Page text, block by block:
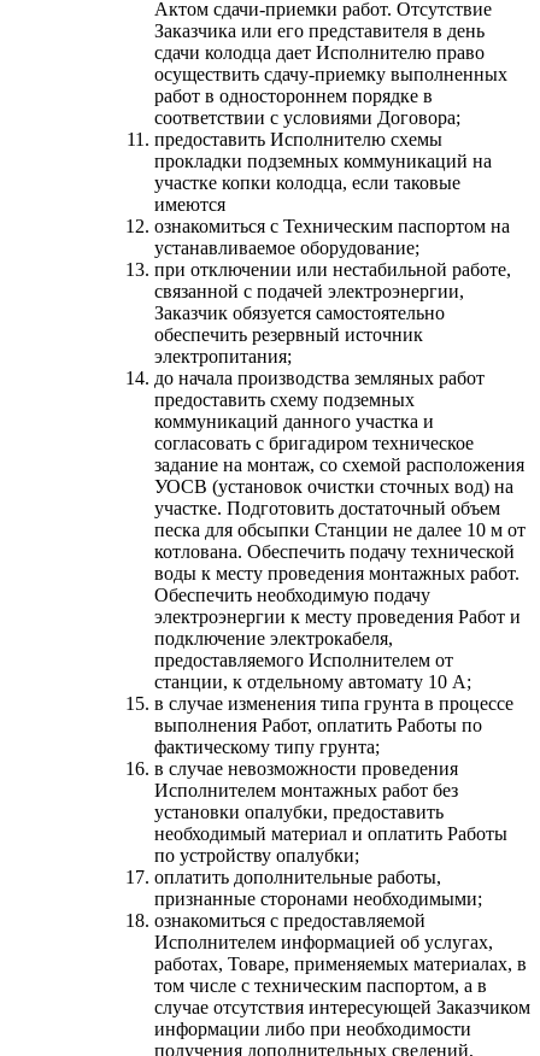
Актом сдачи-приемки работ. Отсутствие
Заказчика или его представителя в день
сдачи колодца дает Исполнителю право
осуществить сдачу-приемку выполненных
работ в одностороннем порядке в
соответствии с условиями Договора;
предоставить Исполнителю схемы
прокладки подземных коммуникаций на
участке копки колодца, если таковые
имеются
ознакомиться с Техническим паспортом на
устанавливаемое оборудование;
при отключении или нестабильной работе,
связанной с подачей электроэнергии,
Заказчик обязуется самостоятельно
обеспечить резервный источник
электропитания;
до начала производства земляных работ
предоставить схему подземных
коммуникаций данного участка и
согласовать с бригадиром техническое
задание на монтаж, со схемой расположения
УОСВ (установок очистки сточных вод) на
участке. Подготовить достаточный объем
песка для обсыпки Станции не далее 10 м от
котлована. Обеспечить подачу технической
воды к месту проведения монтажных работ.
Обеспечить необходимую подачу
электроэнергии к месту проведения Работ и
подключение электрокабеля,
предоставляемого Исполнителем от
станции, к отдельному автомату 10 А;
в случае изменения типа грунта в процессе
выполнения Работ, оплатить Работы по
фактическому типу грунта;
в случае невозможности проведения
Исполнителем монтажных работ без
установки опалубки, предоставить
необходимый материал и оплатить Работы
по устройству опалубки;
оплатить дополнительные работы,
признанные сторонами необходимыми;
ознакомиться с предоставляемой
Исполнителем информацией об услугах,
работах, Товаре, применяемых материалах, в
том числе с техническим паспортом, а в
случае отсутствия интересующей Заказчиком
информации либо при необходимости
получения дополнительных сведений,